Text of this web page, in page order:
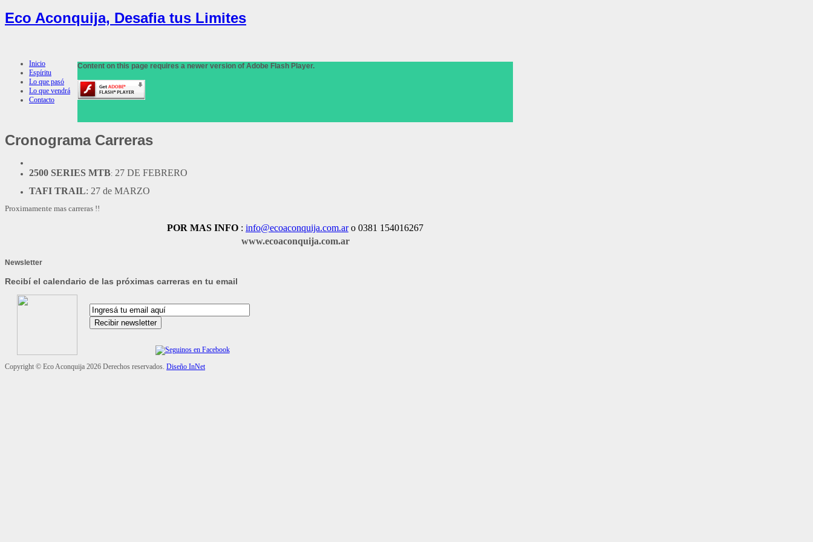
Eco Aconquija, Desafia tus Limites
Inicio
Espíritu
Lo que pasó
Lo que vendrá
Contacto
Content on this page requires a newer version of Adobe Flash Player.
CronogramaCarreras
2500 SERIES MTB: 27 DE FEBRERO
TAFI TRAIL: 27 de MARZO
Proximamente mas carreras !!
POR MAS INFO : info@ecoaconquija.com.aro 0381 154016267
www.ecoaconquija.com.ar
Newsletter
Recibí el calendario de las próximas carreras en tu email
Copyright © Eco Aconquija 2026 Derechos reservados. Diseño InNet